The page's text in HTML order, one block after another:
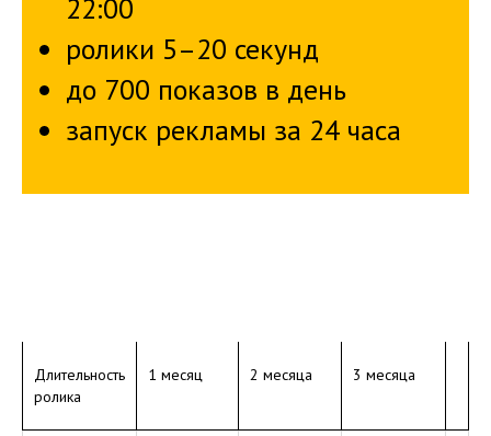
22:00
ролики 5–20 секунд
до 700 показов в день
запуск рекламы за 24 часа
Длительность
ролика
1 месяц 2 месяца 3 месяца